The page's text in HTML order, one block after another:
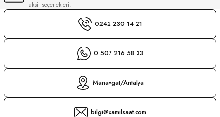
taksit seçenekleri.
0242 230 14 21
0 507 216 58 33
Manavgat/Antalya
bilgi@samilsaat.com